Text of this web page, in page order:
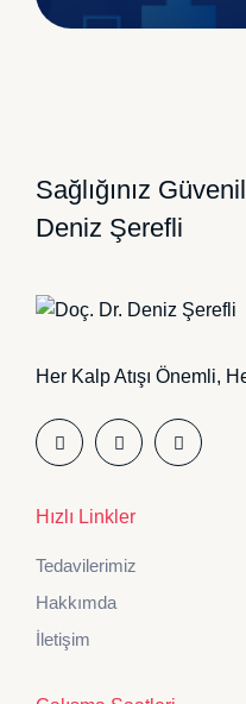
Sağlığınız
Deniz Şerefli
Her Kalp Atışı Önemli,
Hızlı Linkler
Tedavilerimiz
Hakkımda
İletişim